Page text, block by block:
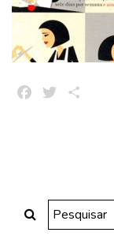
FacebookTwitter